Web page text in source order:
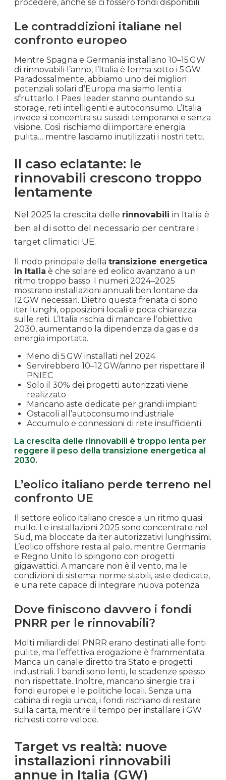
procedere, anche se ci fossero fondi disponibili.
Le contraddizioni italiane nel
confronto europeo
Mentre Spagna e Germania installano 10–15 GW
di rinnovabili l’anno, l’Italia è ferma sotto i 5 GW.
Paradossalmente, abbiamo uno dei migliori
potenziali solari d’Europa ma siamo lenti a
sfruttarlo. I Paesi leader stanno puntando su
storage, reti intelligenti e autoconsumo. L’Italia
invece si concentra su sussidi temporanei e senza
visione. Così rischiamo di importare energia
pulita… mentre lasciamo inutilizzati i nostri tetti.
Il caso eclatante: le
rinnovabili crescono troppo
lentamente
Nel 2025 la crescita delle rinnovabili in Italia è
ben al di sotto del necessario per centrare i
target climatici UE.
Il nodo principale della transizione energetica
in Italia è che solare ed eolico avanzano a un
ritmo troppo basso. I numeri 2024–2025
mostrano installazioni annuali ben lontane dai
12 GW necessari. Dietro questa frenata ci sono
iter lunghi, opposizioni locali e poca chiarezza
sulle reti. L’Italia rischia di mancare l’obiettivo
2030, aumentando la dipendenza da gas e da
energia importata.
Meno di 5 GW installati nel 2024
Servirebbero 10–12 GW/anno per rispettare il
PNIEC
Solo il 30% dei progetti autorizzati viene
realizzato
Mancano aste dedicate per grandi impianti
Ostacoli all’autoconsumo industriale
Accumulo e connessioni di rete insufficienti
La crescita delle rinnovabili è troppo lenta per
reggere il peso della transizione energetica al
2030.
L’eolico italiano perde terreno nel
confronto UE
Il settore eolico italiano cresce a un ritmo quasi
nullo. Le installazioni 2025 sono concentrate nel
Sud, ma bloccate da iter autorizzativi lunghissimi.
L’eolico offshore resta al palo, mentre Germania
e Regno Unito lo spingono con progetti
gigawattici. A mancare non è il vento, ma le
condizioni di sistema: norme stabili, aste dedicate,
e una rete capace di integrare nuova potenza.
Dove finiscono davvero i fondi
PNRR per le rinnovabili?
Molti miliardi del PNRR erano destinati alle fonti
pulite, ma l’effettiva erogazione è frammentata.
Manca un canale diretto tra Stato e progetti
industriali. I bandi sono lenti, le scadenze spesso
non rispettate. Inoltre, mancano sinergie tra i
fondi europei e le politiche locali. Senza una
cabina di regia unica, i fondi rischiano di restare
sulla carta, mentre il tempo per installare i GW
richiesti corre veloce.
Target vs realtà: nuove
installazioni rinnovabili
annue in Italia (GW)